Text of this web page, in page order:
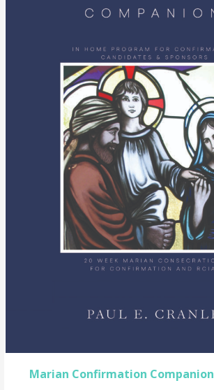
Marian Confirmation Companion